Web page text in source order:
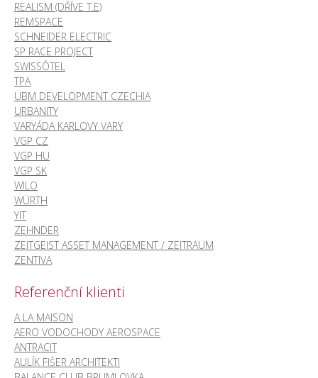
REALISM (DŘÍVE T.E)
REMSPACE
SCHNEIDER ELECTRIC
SP RACE PROJECT
SWISSÔTEL
TPA
UBM DEVELOPMENT CZECHIA
URBANITY
VARYÁDA KARLOVY VARY
VGP CZ
VGP HU
VGP SK
WILO
WÜRTH
YIT
ZEHNDER
ZEITGEIST ASSET MANAGEMENT / ZEITRAUM
ZENTIVA
Referenční klienti
A LA MAISON
AERO VODOCHODY AEROSPACE
ANTRACIT
AULÍK FIŠER ARCHITEKTI